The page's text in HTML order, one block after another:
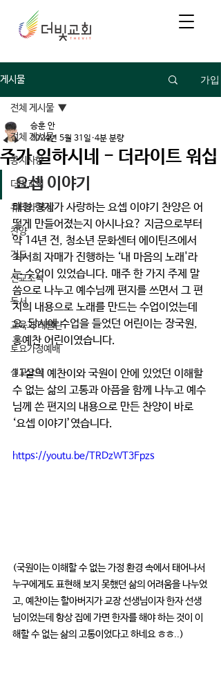
게시물 가입
전체 게시물
공지사항
더빛교회
큐티와 묵상
찬양
기도
선교소식
독서
교육과 테필린
토요가정예배
설교요약
전체 게시물
주가 일하시네 - 더라이트 워십
승훈 안
2024년 5월 31일 4분 분량
요셉 이야기
태형 형제가 사랑하는 요셉 이야기 찬양은 어
떻게 만들어졌는지 아시나요? 지금으로부터
약 14년 전, 청소년 문화센터 에이틴즈에서
최서희 자매가 진행하는 ‘내 마음의 노래'라
는 수업이 있었습니다. 매주 한 가지 주제 말
씀으로 나누고 예수님께 편지를 쓰면서 그 편
지의 내용으로 노래를 만드는 수업이었는데
요, 당시에 수업을 들었던 어린이는 장국원,
홍예찬 어린이였습니다.
11살의 예찬이와 국원이 안에 있었던 이해할
수 없는 삶의 고통과 아픔을 함께 나누고 예수
님께 쓴 편지의 내용으로 만든 찬양이 바로
‘요셉 이야기’였습니다.
https://youtu.be/TRDzWT3Fpzs
(국원이는 이해할 수 없는 가정 환경 속에서 태어나서
누구에게도 표현해 보지 못했던 삶의 어려움을 나누었
고, 예찬이는 할아버지가 교장 선생님이자 한자 선생
님이었는데 항상 집에 가면 한자를 해야 하는 것이 이
해할 수 없는 삶의 고통이었다고 하네요 ㅎㅎ..)